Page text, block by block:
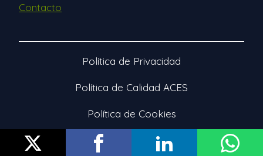
Contacto
Política de Privacidad
Política de Calidad ACES
Política de Cookies